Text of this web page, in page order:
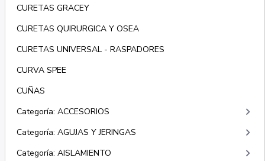
CURETAS GRACEY
CURETAS QUIRURGICA Y OSEA
CURETAS UNIVERSAL - RASPADORES
CURVA SPEE
CUÑAS
Categoría: ACCESORIOS
keyboard_arrow_right
Categoría: AGUJAS Y JERINGAS keyboard_arrow_right
Categoría: AISLAMIENTO keyboard_arrow_right